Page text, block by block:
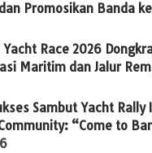
Promosikan Banda
Race 2026
Maritim dan Jalur
Sambut Yacht
“Come to